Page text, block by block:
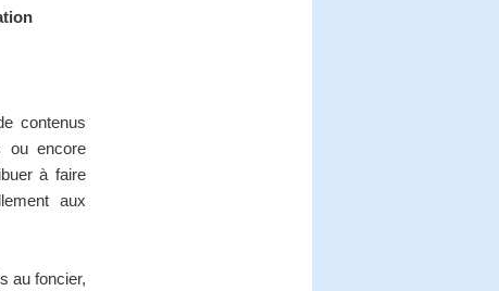
contenus
ou encore
à faire
aux
au foncier,